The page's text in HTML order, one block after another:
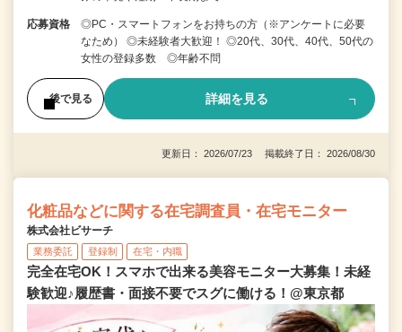
応募資格
◎PC・スマートフォンをお持ちの方（※アンケートに必要
なため） ◎未経験者大歓迎！ ◎20代、30代、40代、50代の
女性の登録多数 ◎年齢不問
後で見る 詳細を見る
更新日： 2026/07/23 掲載終了日： 2026/08/30
化粧品などに関する在宅調査員・在宅モニター
株式会社ビサーチ
業務委託 登録制 在宅・内職
完全在宅OK！スマホで出来る美容モニター大募集！未経
験歓迎♪履歴書・面接不要でスグに働ける！@東京都